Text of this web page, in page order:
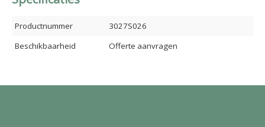
Productnummer
3027S026
Beschikbaarheid
Offerte aanvragen